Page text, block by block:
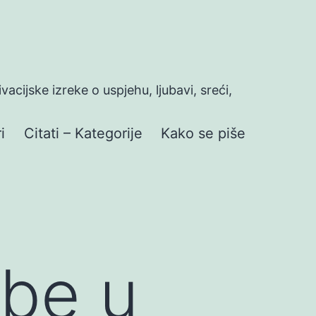
izreke o uspjehu, ljubavi, sreći,
Citati – Kategorije Kako se piše
u